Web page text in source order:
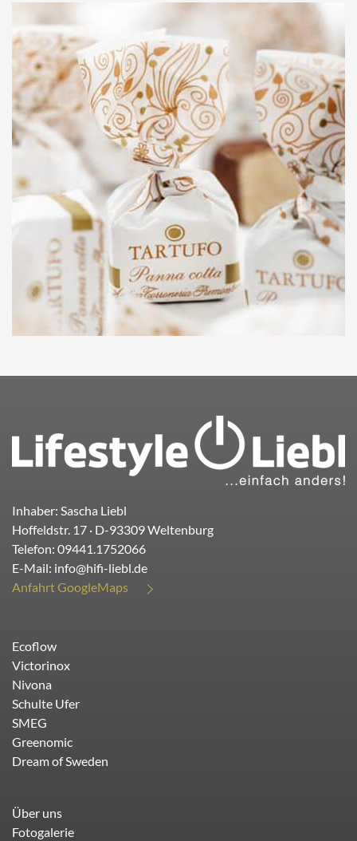
Inhaber: Sascha Liebl
Hoffeldstr. 17 · D-93309Weltenburg
Telefon: 09441.1752066
E-Mail: info@hifi-liebl.de
Anfahrt GoogleMaps
Ecoflow
Victorinox
Nivona
Schulte Ufer
SMEG
Greenomic
Dream of Sweden
Über uns
Fotogalerie